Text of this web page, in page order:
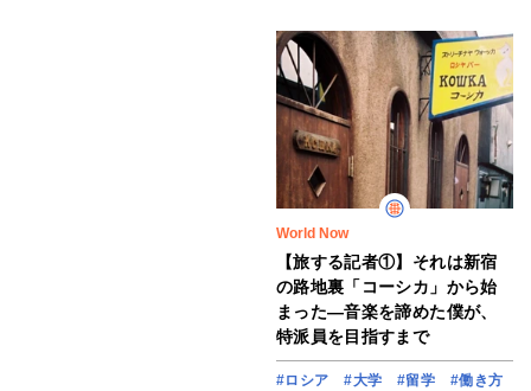
World Now
【旅する記者①】それは新宿
の路地裏「コーシカ」から始
まった―音楽を諦めた僕が、
特派員を目指すまで
#ロシア #大学 #留学
#働き方